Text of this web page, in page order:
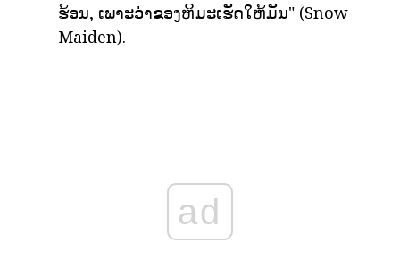
ຮ້ອນ, ເພາະວ່າຂອງຫິມະເຮັດໃຫ້ມັນ" (Snow
Maiden).
ad